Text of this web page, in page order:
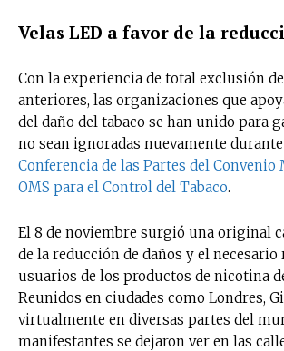
Velas LED a favor de la
Con la experiencia de total exclusión de
anteriores, las organizaciones que
del daño del tabaco se han unido para
no sean ignoradas nuevamente
Conferencia de las Partes del Convenio
OMS para el Control del Tabaco.
El 8 de noviembre surgió una original
de la reducción de daños y el necesario
usuarios de los productos de nicotina
Reunidos en ciudades como Londres,
virtualmente en diversas partes del
manifestantes se dejaron ver en las